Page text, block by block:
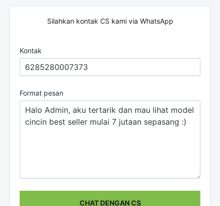
Silahkan kontak CS kami via WhatsApp
Kontak
Format pesan
CHAT DENGAN CS